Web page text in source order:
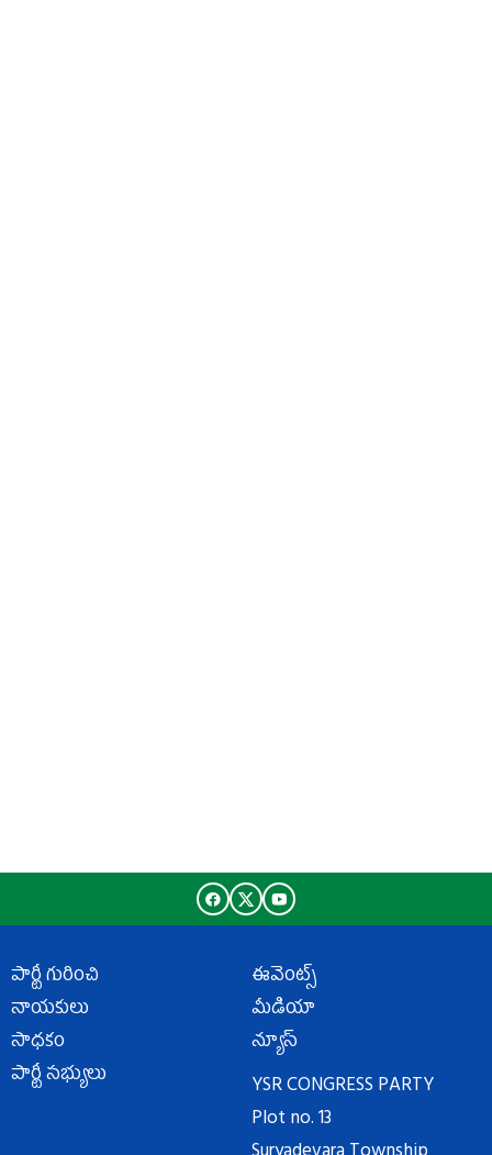
పార్టీ గురించి
నాయకులు
సాధకం
పార్టీ సభ్యులు
ఈవెంట్స్
మీడియా
న్యూస్
YSR CONGRESS PARTY
Plot no. 13